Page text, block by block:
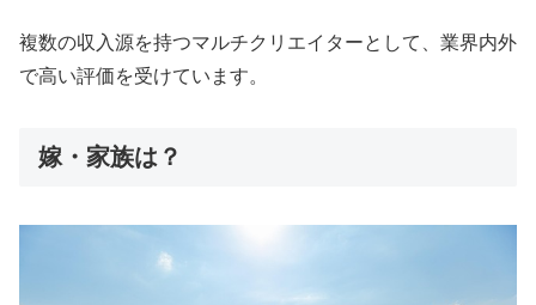
複数の収入源を持つマルチクリエイターとして、業界内外
で高い評価を受けています。
嫁・家族は？